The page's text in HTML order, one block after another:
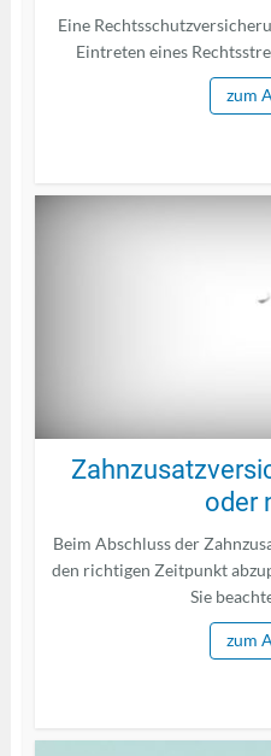
Eine
Eintreten eines
zum
oder
Beim Abschluss der
den richtigen Zeitpunkt
Sie
zum